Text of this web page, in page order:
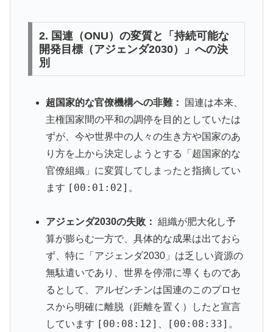
2. 国連（ONU）の変質と「持続可能な
開発目標（アジェンダ2030）」への決
別
超国家的な官僚機構への非難：
国連は本来、
主権国家間の平和の調停を目的としていたは
ずが、今や世界中の人々の生き方や国家のあ
り方を上から決定しようとする「超国家的な
官僚組織」に変質してしまったと指摘してい
ます [00:01:02] 。
アジェンダ2030の失敗： 組織が肥大化し予
算が膨らむ一方で、具体的な成果は出ておら
ず、特に「アジェンダ2030」は乏しい資源の
無駄遣いであり、世界を停滞に導くものであ
るとして、アルゼンチンは国連のこのプロセ
スから明確に離脱（距離を置く）したと宣言
しています [00:08:12] [00:08:33] 。